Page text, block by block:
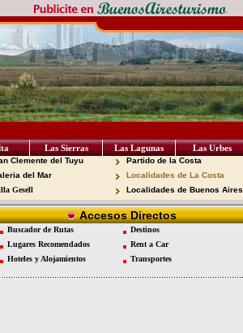
Las Sierras Las Lagunas Las Urbes
Clemente del Tuyu
del Mar
Gesell
Partido de la Costa
Localidades de La Costa
Localidades de Buenos Aires
Accesos Directos
Buscador de Rutas
Lugares Recomendados
Hoteles y Alojamientos
Destinos
Rent a Car
Transportes